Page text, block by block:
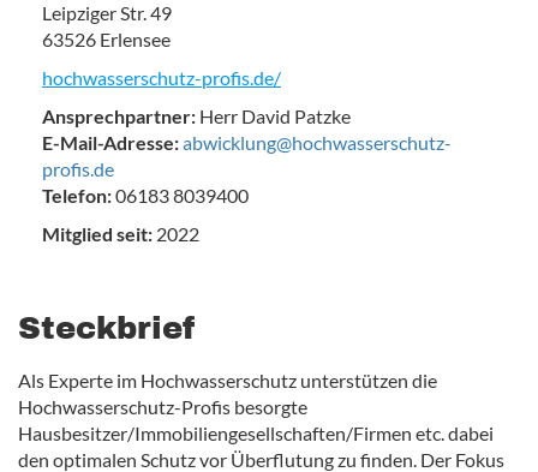
Leipziger Str. 49
63526 Erlensee
hochwasserschutz-profis.de/
Ansprechpartner: Herr David Patzke
E-Mail-Adresse:abwicklung@hochwasserschutz-
profis.de
Telefon:06183 8039400
Mitglied seit: 2022
Steckbrief
Als Experte im Hochwasserschutz unterstützen die
Hochwasserschutz-Profis besorgte
Hausbesitzer/Immobiliengesellschaften/Firmen etc. dabei
den optimalen Schutz vor Überflutung zu finden. Der Fokus